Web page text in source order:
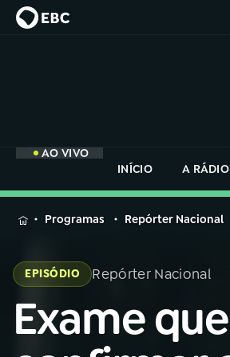
AO VIVO
INÍCIO
A RÁDIO
MENU
Buscar
na
Rádio
na
Rádio
Programas Repórter Nacional
EPISÓDIO Repórter Nacional
Exame